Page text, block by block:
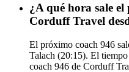
¿A qué hora sale
Corduff Travel
El próximo coach 946
Talach (20:15). El
coach 946 de Corduff